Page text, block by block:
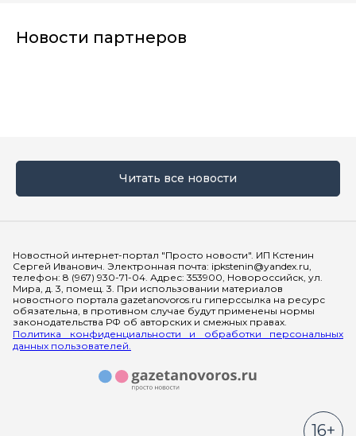
Новости партнеров
Читать все новости
Новостной интернет-портал "Просто новости". ИП Кстенин
Сергей Иванович. Электронная почта: ipkstenin@yandex.ru,
телефон: 8 (967) 930-71-04. Адрес: 353900, Новороссийск, ул.
Мира, д. 3, помещ. 3. При использовании материалов
новостного портала gazetanovoros.ru гиперссылка на ресурс
обязательна, в противном случае будут применены нормы
законодательства РФ об авторских и смежных правах.
Политика конфиденциальности и обработки персональных
данных пользователей.
16+